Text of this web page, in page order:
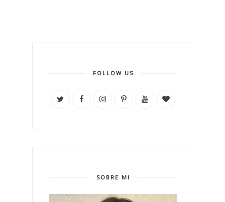
FOLLOW US
SOBRE MI